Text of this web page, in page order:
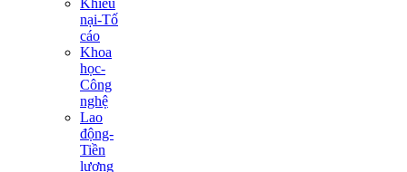
nại-Tố
cáo
Khoa
học-
Công
nghệ
Lao
động-
Tiền
lương